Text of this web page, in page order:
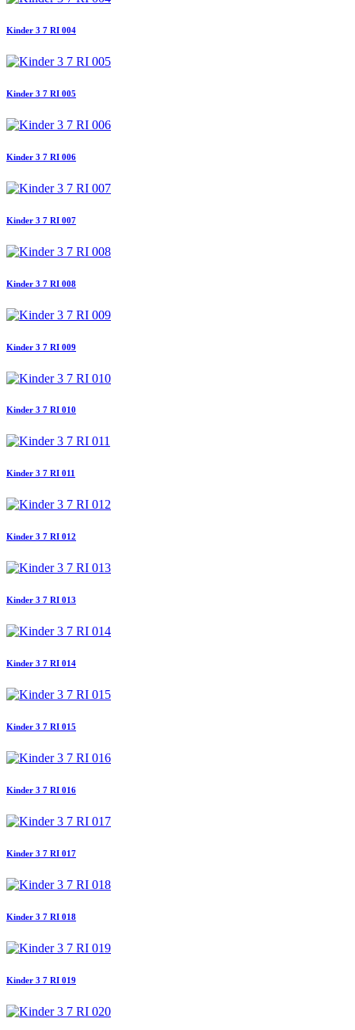
Kinder 3 7 RI 004
Kinder 3 7 RI 005
Kinder 3 7 RI 006
Kinder 3 7 RI 007
Kinder 3 7 RI 008
Kinder 3 7 RI 009
Kinder 3 7 RI 010
Kinder 3 7 RI 011
Kinder 3 7 RI 012
Kinder 3 7 RI 013
Kinder 3 7 RI 014
Kinder 3 7 RI 015
Kinder 3 7 RI 016
Kinder 3 7 RI 017
Kinder 3 7 RI 018
Kinder 3 7 RI 019